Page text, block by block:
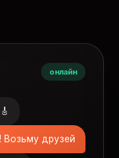
онлайн
Возьму друзей